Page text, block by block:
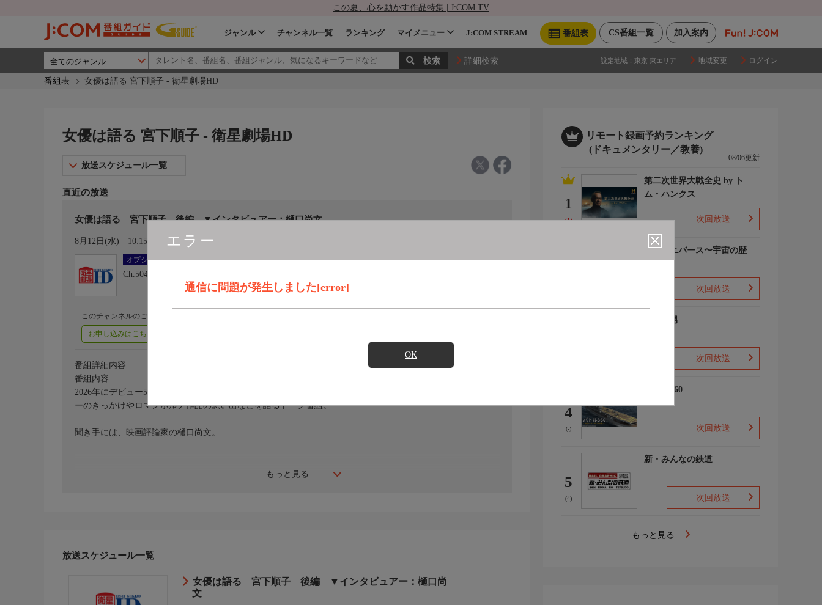
この夏、心を動かす作品特集 | J:COM TV
加入案内
CS番組一覧
番組表
ジャンル チャンネル一覧 ランキング マイメニュー J:COM STREAM
詳細検索 設定地域： 東京 東エリア 地域変更 ログイン
番組表 女優は語る 宮下順子 - 衛星劇場HD
エラー
通信に問題が発生しました[error]
OK
女優は語る 宮下順子 - 衛星劇場HD
放送スケジュール一覧
直近の放送
女優は語る 宮下順子 後編 ▼インタビュアー：樋口尚文
8月12日(水) 10:15〜10:45 カレンダー登録
オプション
Ch.504
このチャンネルのご視聴には、オプションチャンネル(有料)のご契約が必要となります。
お申し込みはこちら
もっと見る
番組詳細内容
番組内容
2026年にデビュー55周年を迎え、今なお現役で映画やテレビドラマなどで活躍する女優・宮下順子が、デビュ
ーのきっかけやロマンポルノ作品の想い出などを語るトーク番組。
聞き手には、映画評論家の樋口尚文。
放送スケジュール一覧
女優は語る 宮下順子 後編 ▼インタビュアー：樋口尚
文
リモート録画予約ランキング
(ドキュメンタリー／教養)
08/06更新
1
(1)
第二次世界大戦全史 by ト
ム・ハンクス
次回放送
ザ・ユニバース〜宇宙の歴
次回放送
ザ・森男
次回放送
4
(-)
バトル360
次回放送
5
(4)
新・みんなの鉄道
次回放送
もっと見る